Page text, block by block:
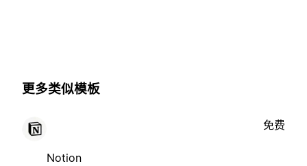
更多类似模板
Notion
免费